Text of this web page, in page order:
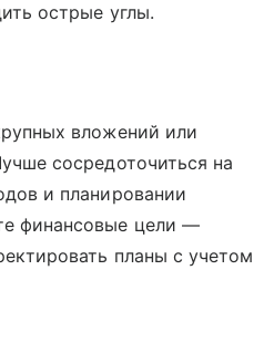
острые углы.
вложений или
сосредоточиться на
и планировании
финансовые цели —
планы с учетом